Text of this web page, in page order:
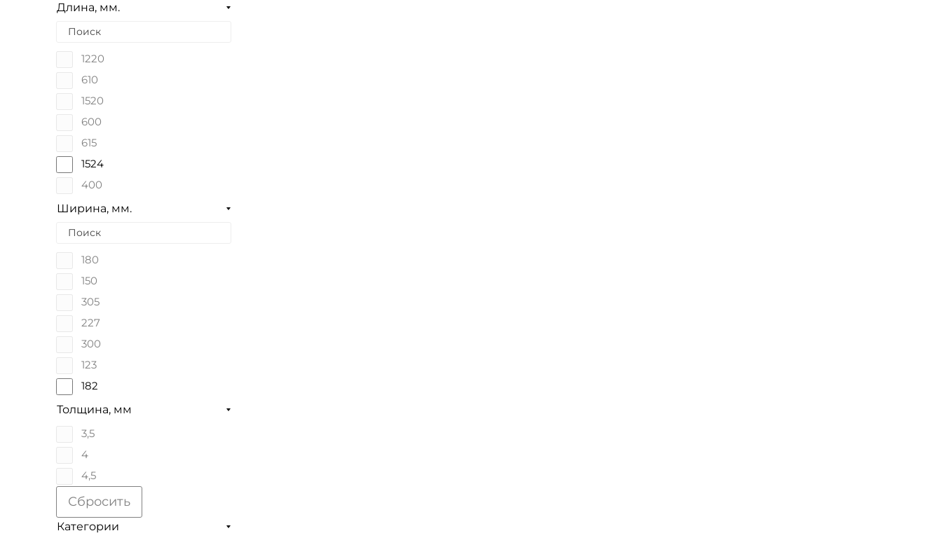
Длина, мм.
1220
610
1520
600
615
1524
400
Ширина, мм.
180
150
305
227
300
123
182
100
Толщина, мм
3,5
4
4,5
Сбросить
Категории